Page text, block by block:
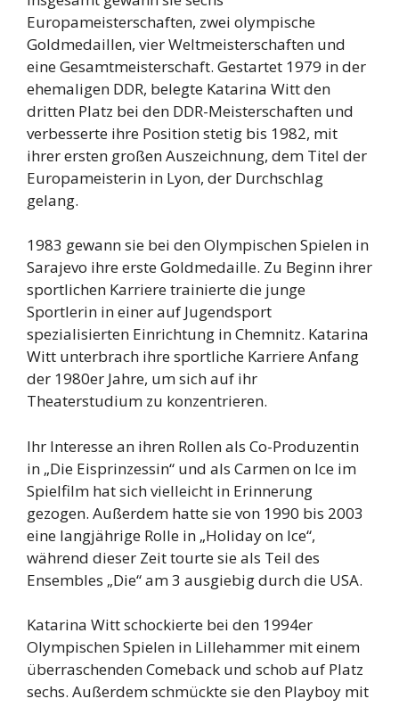
Europameisterschaften, zwei olympische
Goldmedaillen, vier Weltmeisterschaften und
eine Gesamtmeisterschaft. Gestartet 1979 in der
ehemaligen DDR, belegte Katarina Witt den
dritten Platz bei den DDR-Meisterschaften und
verbesserte ihre Position stetig bis 1982, mit
ihrer ersten großen Auszeichnung, dem Titel der
Europameisterin in Lyon, der Durchschlag
gelang.
1983 gewann sie bei den Olympischen Spielen in
Sarajevo ihre erste Goldmedaille. Zu Beginn ihrer
sportlichen Karriere trainierte die junge
Sportlerin in einer auf Jugendsport
spezialisierten Einrichtung in Chemnitz. Katarina
Witt unterbrach ihre sportliche Karriere Anfang
der 1980er Jahre, um sich auf ihr
Theaterstudium zu konzentrieren.
Ihr Interesse an ihren Rollen als Co-Produzentin
in „Die Eisprinzessin“ und als Carmen on Ice im
Spielfilm hat sich vielleicht in Erinnerung
gezogen. Außerdem hatte sie von 1990 bis 2003
eine langjährige Rolle in „Holiday on Ice“,
während dieser Zeit tourte sie als Teil des
Ensembles „Die“ am 3 ausgiebig durch die USA.
Katarina Witt schockierte bei den 1994er
Olympischen Spielen in Lillehammer mit einem
überraschenden Comeback und schob auf Platz
sechs. Außerdem schmückte sie den Playboy mit